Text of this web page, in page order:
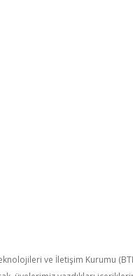
ve İletişim Kurumu